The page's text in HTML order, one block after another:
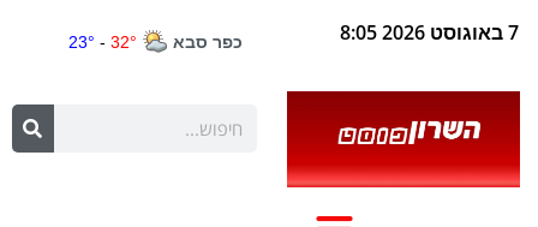
7 באוגוסט 2026 8:05